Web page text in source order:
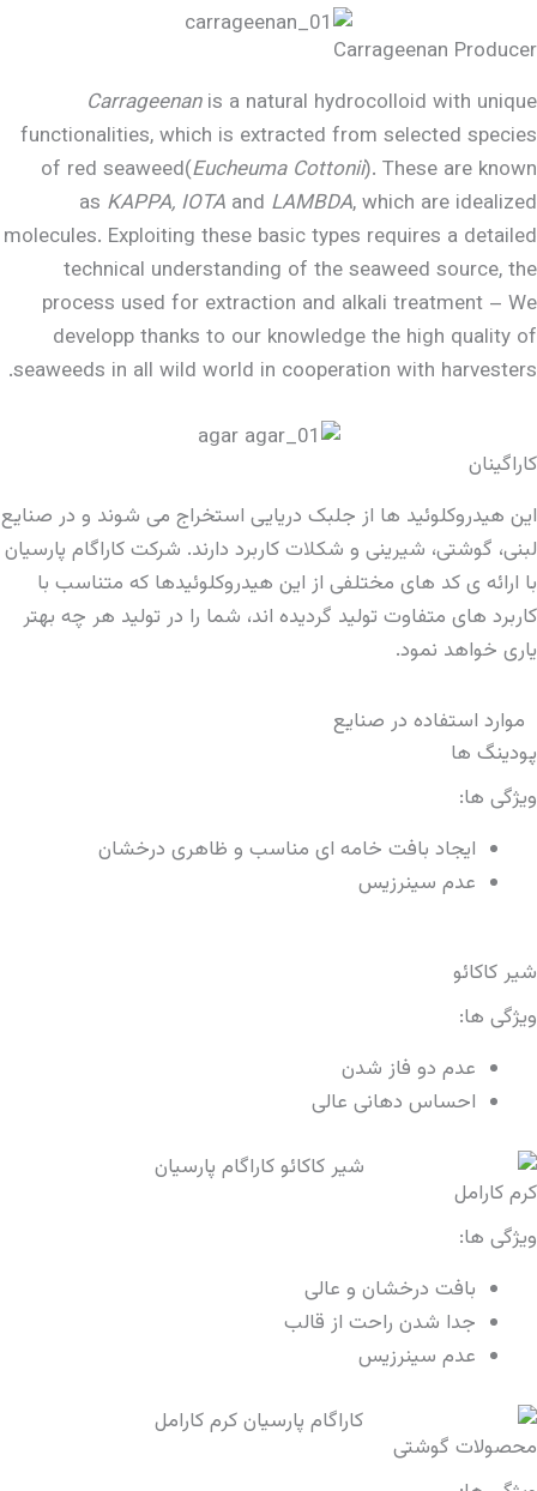
g
r
a
m
m
Carrageenanis a natural
functionalities, which is extracted
of red seaweed(Eucheuma
asKAPPA, IOTAand LAMBDA
molecules. Exploiting these basic
technical understanding of the
process used for extraction and
developp thanks to our
seaweeds in all wild world in
جلبک دریایی استخراج می شوند و در صنایع
کاربرد دارند. شرکت کاراگام پارسیان
از این هیدروکلوئیدها که متناسب با
گردیده اند، شما را در تولید هر چه بهتر
ای مناسب و ظاهری درخشان
عالی
قالب